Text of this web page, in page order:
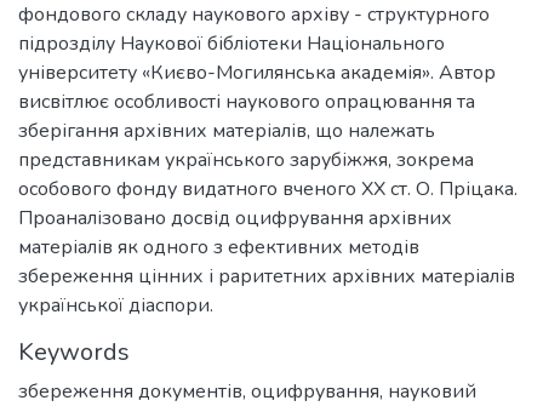
фондового складу наукового архіву - структурного
підрозділу Наукової бібліотеки Національного
університету «Києво-Могилянська академія». Автор
висвітлює особливості наукового опрацювання та
зберігання архівних матеріалів, що належать
представникам українського зарубіжжя, зокрема
особового фонду видатного вченого ХХ ст. О. Пріцака.
Проаналізовано досвід оцифрування архівних
матеріалів як одного з ефективних методів
збереження цінних і раритетних архівних матеріалів
української діаспори.
Keywords
збереження документів, оцифрування, науковий